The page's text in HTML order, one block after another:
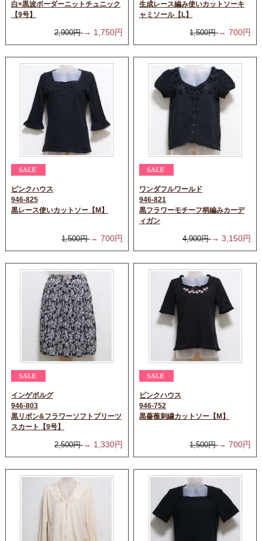
白×黒波ボーダーニットチュニック
【9号】
2,900円→ 1,750円
生成レース編み使いカットソーキ
ャミソール【L】
1,500円→ 700円
ピンクハウス
946-825
黒レース使いカットソー【M】
1,500円→ 700円
ワンダフルワールド
946-821
黒フラワーモチーフ柄編みカーデ
ィガン
4,900円→ 3,150円
インゲボルグ
946-803
黒リボン&フラワーソフトプリーツ
スカート【9号】
2,500円→ 1,330円
ピンクハウス
946-752
黒薔薇刺繍カットソー【M】
1,500円→ 700円